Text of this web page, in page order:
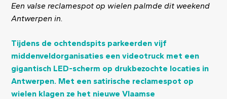
Een valse reclamespot op wielen palmde dit weekend
Antwerpen in.
Tijdens de ochtendspits parkeerden vijf
middenveldorganisaties een videotruck met een
gigantisch LED-scherm op drukbezochte locaties in
Antwerpen. Met een satirische reclamespot op
wielen klagen ze het nieuwe Vlaamse